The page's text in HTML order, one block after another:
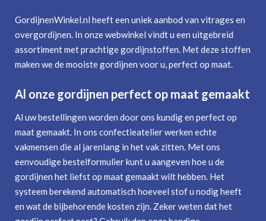
GordijnenWinkel.nl heeft een uniek aanbod van vitrages en
overgordijnen. In onze webwinkel vindt u een uitgebreid
assortiment met prachtige gordijnstoffen. Met deze stoffen
maken we de mooiste gordijnen voor u, perfect op maat.
Al onze gordijnen perfect op maat gemaakt
Al uw bestellingen worden door ons kundig en perfect op
maat gemaakt. In ons confectieatelier werken echte
vakmensen die al jarenlang in het vak zitten. Met ons
eenvoudige bestelformulier kunt u aangeven hoe u de
gordijnen het liefst op maat gemaakt wilt hebben. Het
systeem berekend automatisch hoeveel stof u nodig heeft
en wat de bijbehorende kosten zijn. Zeker weten dat het